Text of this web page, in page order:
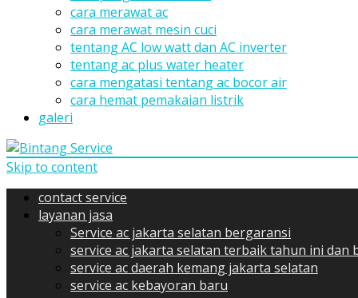
cara merawat ac
cara merawat mesin cuci
tentang AC low watt dan AC inverter
tentang ac plus water heater
cara mengatasi tentang ac bocor air
cara hemat pemakaian listrik
galeri
Skip to content
contact service
layanan jasa
Service ac jakarta selatan bergaransi
service ac jakarta selatan terbaik tahun ini dan
service ac daerah kemang jakarta selatan
service ac kebayoran baru